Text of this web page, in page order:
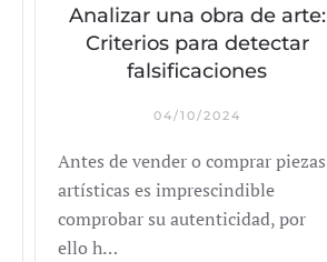
Analizar una obra de arte:
Criterios para detectar
falsificaciones
04/10/2024
Antes de vender o comprar piezas
artísticas es imprescindible
comprobar su autenticidad, por
ello h…